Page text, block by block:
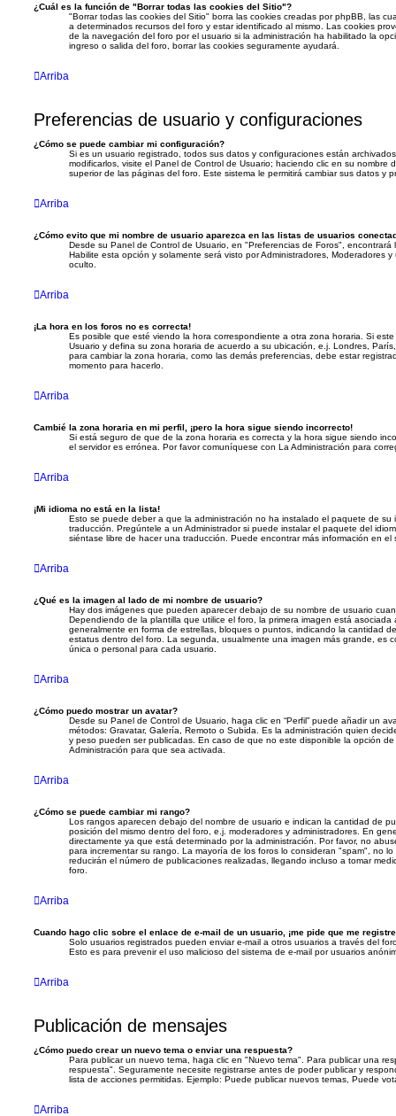
¿Cuál es la función de "Borrar todas las cookies del Sitio"?
"Borrar todas las cookies del Sitio" borra las cookies creadas por phpBB, las
a determinados recursos del foro y estar identificado al mismo. Las cookies
de la navegación del foro por el usuario si la administración ha habilitado la
ingreso o salida del foro, borrar las cookies seguramente ayudará.
Arriba
Preferencias de usuario y configuraciones
¿Cómo se puede cambiar mi configuración?
Si es un usuario registrado, todos sus datos y configuraciones están
modificarlos, visite el Panel de Control de Usuario; haciendo clic en su nombre
superior de las páginas del foro. Este sistema le permitirá cambiar sus datos y
Arriba
¿Cómo evito que mi nombre de usuario aparezca en las listas de usuarios
Desde su Panel de Control de Usuario, en "Preferencias de Foros",
Habilite esta opción y solamente será visto por Administradores, Moderadores
oculto.
Arriba
¡La hora en los foros no es correcta!
Es posible que esté viendo la hora correspondiente a otra zona horaria. Si
Usuario y defina su zona horaria de acuerdo a su ubicación, e.j. Londres,
para cambiar la zona horaria, como las demás preferencias, debe estar
momento para hacerlo.
Arriba
Cambié la zona horaria en mi perfil, ¡pero la hora sigue siendo incorrecto!
Si está seguro de que de la zona horaria es correcta y la hora sigue siendo
el servidor es errónea. Por favor comuníquese con La Administración para
Arriba
¡Mi idioma no está en la lista!
Esto se puede deber a que la administración no ha instalado el paquete de
traducción. Pregúntele a un Administrador si puede instalar el paquete del
siéntase libre de hacer una traducción. Puede encontrar más información en
Arriba
¿Qué es la imagen al lado de mi nombre de usuario?
Hay dos imágenes que pueden aparecer debajo de su nombre de usuario
Dependiendo de la plantilla que utilice el foro, la primera imagen está asociada
generalmente en forma de estrellas, bloques o puntos, indicando la cantidad
estatus dentro del foro. La segunda, usualmente una imagen más grande, es
única o personal para cada usuario.
Arriba
¿Cómo puedo mostrar un avatar?
Desde su Panel de Control de Usuario, haga clic en “Perfil” puede añadir un
métodos: Gravatar, Galería, Remoto o Subida. Es la administración quien
y peso pueden ser publicadas. En caso de que no este disponible la opción
Administración para que sea activada.
Arriba
¿Cómo se puede cambiar mi rango?
Los rangos aparecen debajo del nombre de usuario e indican la cantidad de
posición del mismo dentro del foro, e.j. moderadores y administradores. En
directamente ya que está determinado por la administración. Por favor, no
para incrementar su rango. La mayoría de los foros lo consideran "spam", no
reducirán el número de publicaciones realizadas, llegando incluso a tomar
foro.
Arriba
Cuando hago clic sobre el enlace de e-mail de un usuario, ¡me pide que me
Solo usuarios registrados pueden enviar e-mail a otros usuarios a través del
Esto es para prevenir el uso malicioso del sistema de e-mail por usuarios
Arriba
Publicación de mensajes
¿Cómo puedo crear un nuevo tema o enviar una respuesta?
Para publicar un nuevo tema, haga clic en "Nuevo tema". Para publicar una
respuesta". Seguramente necesite registrarse antes de poder publicar y
lista de acciones permitidas. Ejemplo: Puede publicar nuevos temas, Puede
Arriba